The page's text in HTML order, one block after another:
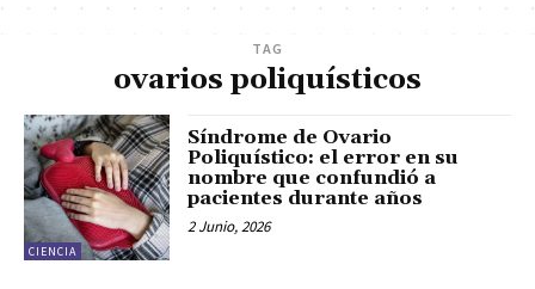
TAG
ovarios poliquísticos
CIENCIA
Síndrome de Ovario
Poliquístico: el error en su
nombre que confundió a
pacientes durante años
2 Junio, 2026